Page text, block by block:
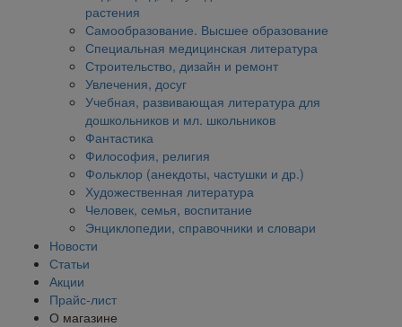
растения
Самообразование. Высшее образование
Специальная медицинская литература
Строительство, дизайн и ремонт
Увлечения, досуг
Учебная, развивающая литература для
дошкольников и мл. школьников
Фантастика
Философия, религия
Фольклор (анекдоты, частушки и др.)
Художественная литература
Человек, семья, воспитание
Энциклопедии, справочники и словари
Новости
Статьи
Акции
Прайс-лист
О магазине